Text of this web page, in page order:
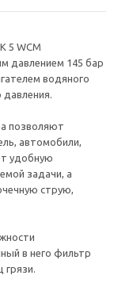
5 WCM
давлением 145 бар
водяного
позволяют
автомобили,
удобную
задачи, а
струю,
в него фильтр
грязи.